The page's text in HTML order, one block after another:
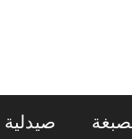
صيدلية